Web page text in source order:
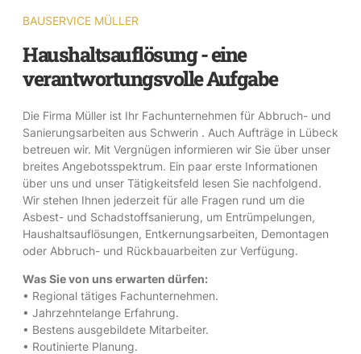
BAUSERVICE MÜLLER
Haushaltsauflösung - eine
verantwortungsvolle Aufgabe
Die Firma Müller ist Ihr Fachunternehmen für Abbruch- und
Sanierungsarbeiten aus Schwerin . Auch Aufträge in Lübeck
betreuen wir. Mit Vergnügen informieren wir Sie über unser
breites Angebotsspektrum. Ein paar erste Informationen
über uns und unser Tätigkeitsfeld lesen Sie nachfolgend.
Wir stehen Ihnen jederzeit für alle Fragen rund um die
Asbest- und Schadstoffsanierung, um Entrümpelungen,
Haushaltsauflösungen, Entkernungsarbeiten, Demontagen
oder Abbruch- und Rückbauarbeiten zur Verfügung.
Was Sie von uns erwarten dürfen:
• Regional tätiges Fachunternehmen.
• Jahrzehntelange Erfahrung.
• Bestens ausgebildete Mitarbeiter.
• Routinierte Planung.